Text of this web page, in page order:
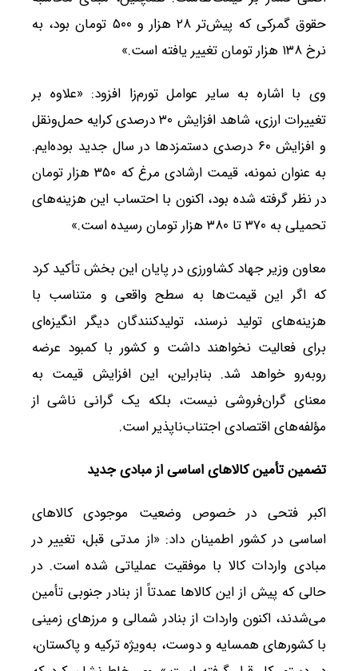
حقوق گمرکی که پیش‌تر ۲۸ هزار و ۵۰۰ تومان بود، به
نرخ ۱۳۸ هزار تومان تغییر یافته است.»
وی با اشاره به سایر عوامل تورم‌زا افزود: «علاوه بر
تغییرات ارزی، شاهد افزایش ۳۰ درصدی کرایه حمل‌ونقل
و افزایش ۶۰ درصدی دستمزدها در سال جدید بوده‌ایم.
به عنوان نمونه، قیمت ارشادی مرغ که ۳۵۰ هزار تومان
در نظر گرفته شده بود، اکنون با احتساب این هزینه‌های
تحمیلی به ۳۷۰ تا ۳۸۰ هزار تومان رسیده است.»
معاون وزیر جهاد کشاورزی در پایان این بخش تأکید کرد
که اگر این قیمت‌ها به سطح واقعی و متناسب با
هزینه‌های تولید نرسند، تولیدکنندگان دیگر انگیزه‌ای
برای فعالیت نخواهند داشت و کشور با کمبود عرضه
روبه‌رو خواهد شد. بنابراین، این افزایش قیمت به
معنای گران‌فروشی نیست، بلکه یک گرانی ناشی از
مؤلفه‌های اقتصادی اجتناب‌ناپذیر است.
تضمین تأمین کالاهای اساسی از مبادی جدید
اکبر فتحی در خصوص وضعیت موجودی کالاهای
اساسی در کشور اطمینان داد: «از مدتی قبل، تغییر در
مبادی واردات کالا با موفقیت عملیاتی شده است. در
حالی که پیش از این کالاها عمدتاً از بنادر جنوبی تأمین
می‌شدند، اکنون واردات از بنادر شمالی و مرزهای زمینی
با کشورهای همسایه و دوست، به‌ویژه ترکیه و پاکستان،